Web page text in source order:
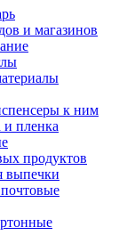
и магазинов
к ним
и пленка
продуктов
выпечки